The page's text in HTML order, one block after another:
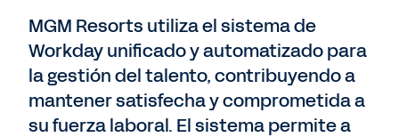
MGM Resorts utiliza el sistema de
Workday unificado y automatizado para
la gestión del talento, contribuyendo a
mantener satisfecha y comprometida a
su fuerza laboral. El sistema permite a